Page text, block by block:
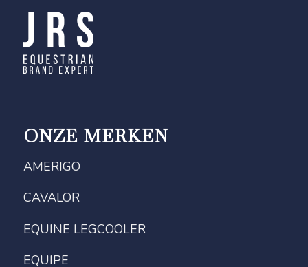
ONZE MERKEN
AMERIGO
CAVALOR
EQUINE LEGCOOLER
EQUIPE